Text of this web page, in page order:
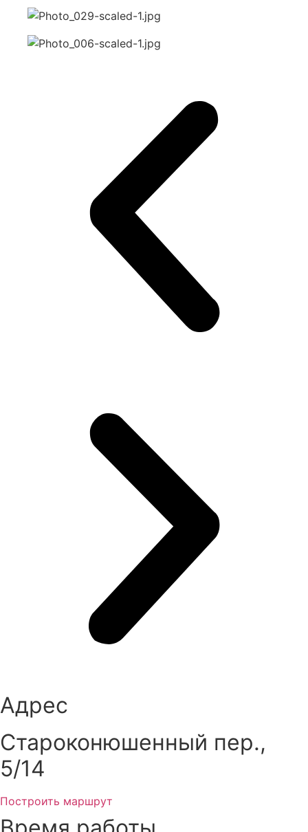
Адрес
Староконюшенный пер.,
5/14
Построить маршрут